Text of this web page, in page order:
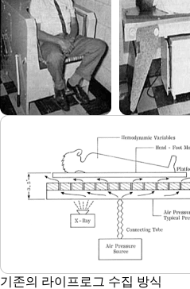
기존의 라이프로그 수집 방식